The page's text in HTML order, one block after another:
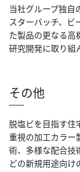
当社グループ独自
スターバッチ、ビ
た製品の更なる高
研究開発に取り組
その他
脱塩ビを目指す住
重視の加工カラー
術、多様な配合技
どの新規用途向け